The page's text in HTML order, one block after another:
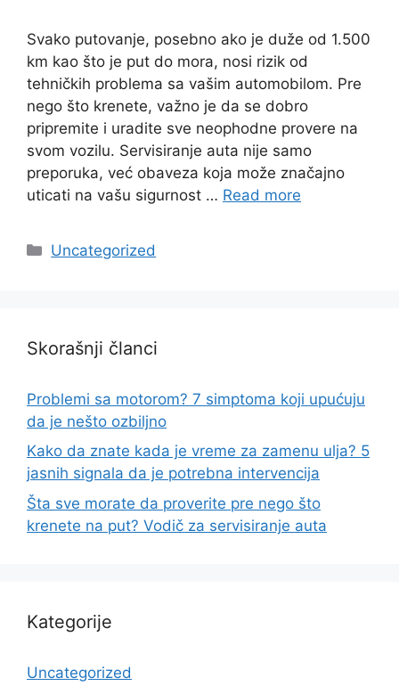
Svako putovanje, posebno ako je duže od 1.500
km kao što je put do mora, nosi rizik od
tehničkih problema sa vašim automobilom. Pre
nego što krenete, važno je da se dobro
pripremite i uradite sve neophodne provere na
svom vozilu. Servisiranje auta nije samo
preporuka, već obaveza koja može značajno
uticati na vašu sigurnost … Read more
Categories
Uncategorized
Skorašnji članci
Problemi sa motorom? 7 simptoma koji upućuju
da je nešto ozbiljno
Kako da znate kada je vreme za zamenu ulja? 5
jasnih signala da je potrebna intervencija
Šta sve morate da proverite pre nego što
krenete na put? Vodič za servisiranje auta
Kategorije
Uncategorized